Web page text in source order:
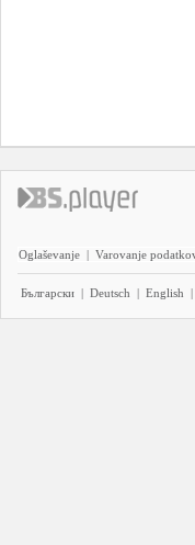
Oglaševanje | Varovanje
Български | Deutsch | English |